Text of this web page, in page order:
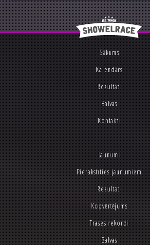
Sākums
Kalendārs
Rezultāti
Balvas
Kontakti
Jaunumi
Pierakstīties jaunumiem
Rezultāti
Kopvērtējums
Trases rekordi
Balvas